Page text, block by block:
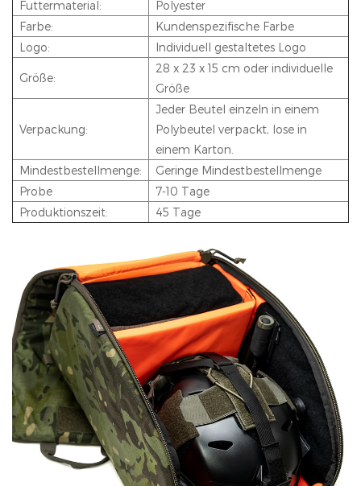
Futtermaterial:
Polyester
Farbe:
Kundenspezifische Farbe
Logo:
Individuell gestaltetes Logo
Größe:
28 x 23 x 15 cm oder individuelle
Größe
Verpackung:
Jeder Beutel einzeln in einem
Polybeutel verpackt, lose in
einem Karton.
Mindestbestellmenge:
Geringe Mindestbestellmenge
Probe
7-10 Tage
Produktionszeit:
45 Tage